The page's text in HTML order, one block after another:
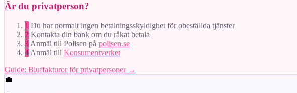
Är du privatperson?
1 Du har normalt ingen betalningsskyldighet för obeställda tjänster
2 Kontakta din bank om du råkat betala
3 Anmäl till Polisen på polisen.se
4 Anmäl till Konsumentverket
Guide: Bluffakturor för privatpersoner →
💼